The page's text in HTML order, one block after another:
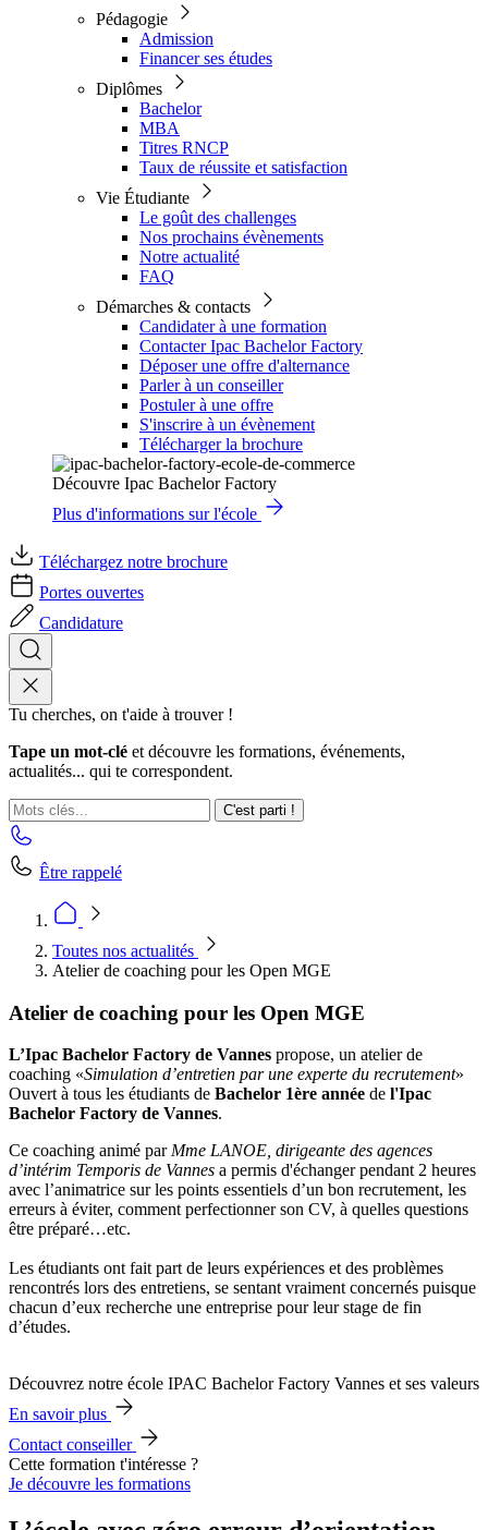
Pédagogie
Admission
Financer ses études
Diplômes
Bachelor
MBA
Titres RNCP
Taux de réussite et satisfaction
Vie Étudiante
Le goût des challenges
Nos prochains évènements
Notre actualité
FAQ
Démarches & contacts
Candidater à une formation
Contacter Ipac Bachelor Factory
Déposer une offre d'alternance
Parler à un conseiller
Postuler à une offre
S'inscrire à un évènement
Télécharger la brochure
Découvre Ipac Bachelor Factory
Plus d'informations sur l'école
Téléchargez notre brochure
Portes ouvertes
Candidature
Tu cherches, on t'aide à trouver !
Tape un mot-clé et découvre les formations, événements,
actualités... qui te correspondent.
C'est parti !
Être rappelé
Toutes nos actualités
Atelier de coaching pour les Open MGE
Atelier de coaching pour les Open MGE
L’Ipac Bachelor Factory de Vannes propose, un atelier de
coaching «Simulation d’entretien par une experte du recrutement»
Ouvert à tous les étudiants de Bachelor 1ère année de l'Ipac
Bachelor Factory de Vannes.
Ce coaching animé parMme LANOE, dirigeante des agences
d’intérim Temporis de Vannes a permis d'échanger pendant 2 heures
avec l’animatrice sur les points essentiels d’un bon recrutement, les
erreurs à éviter, comment perfectionner son CV, à quelles questions
être préparé…etc.
Les étudiants ont fait part de leurs expériences et des problèmes
rencontrés lors des entretiens, se sentant vraiment concernés puisque
chacun d’eux recherche une entreprise pour leur stage de fin
d’études.
Découvrez notre école IPAC Bachelor Factory Vannes et ses valeurs
En savoir plus
Contact conseiller
Cette formation t'intéresse ?
Je découvre les formations